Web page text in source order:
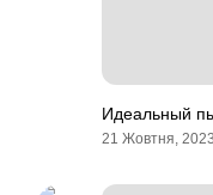
Идеальный
21 Жовтня, 2023